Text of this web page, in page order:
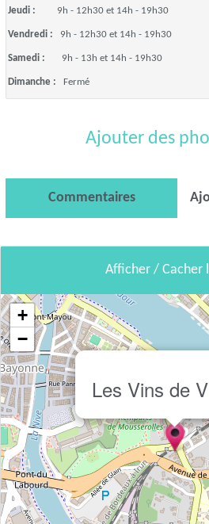
Jeudi : 9h - 12h30 et 14h - 19h30
Vendredi : 9h - 12h30 et 14h - 19h30
Samedi : 9h - 13h et 14h - 19h30
Dimanche : Fermé
Ajouter des
Commentaires
Afficher / Cacher
Les Vins de
+
−